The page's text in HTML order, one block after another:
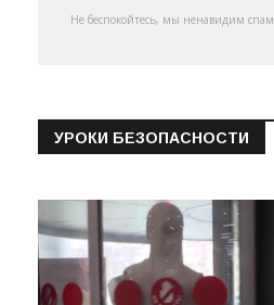
Не беспокойтесь, мы ненавидим спам
УРОКИ БЕЗОПАСНОСТИ